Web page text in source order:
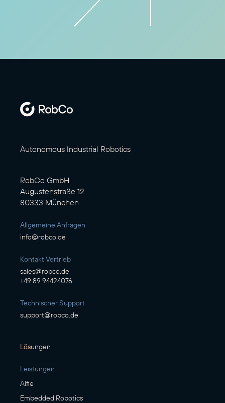
Autonomous Industrial Robotics
RobCo GmbH
Augustenstraße 12
80333 München
Allgemeine Anfragen
info@robco.de
Kontakt Vertrieb
sales@robco.de
+49 89 94424076
Technischer Support
support@robco.de
Lösungen
Leistungen
Alfie
Embedded Robotics